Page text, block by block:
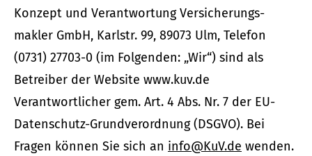
Konzept und Verantwortung Ver­sicherungs­
makler GmbH, Karlstr. 99, 89073 Ulm, Telefon
(0731) 27703-0 (im Folgenden: „Wir“) sind als
Betreiber der Website www.kuv.de
Verantwortlicher gem. Art. 4 Abs. Nr. 7 der EU-
Datenschutz-Grundverordnung (DSGVO). Bei
Fragen können Sie sich an info@KuV.de wenden.